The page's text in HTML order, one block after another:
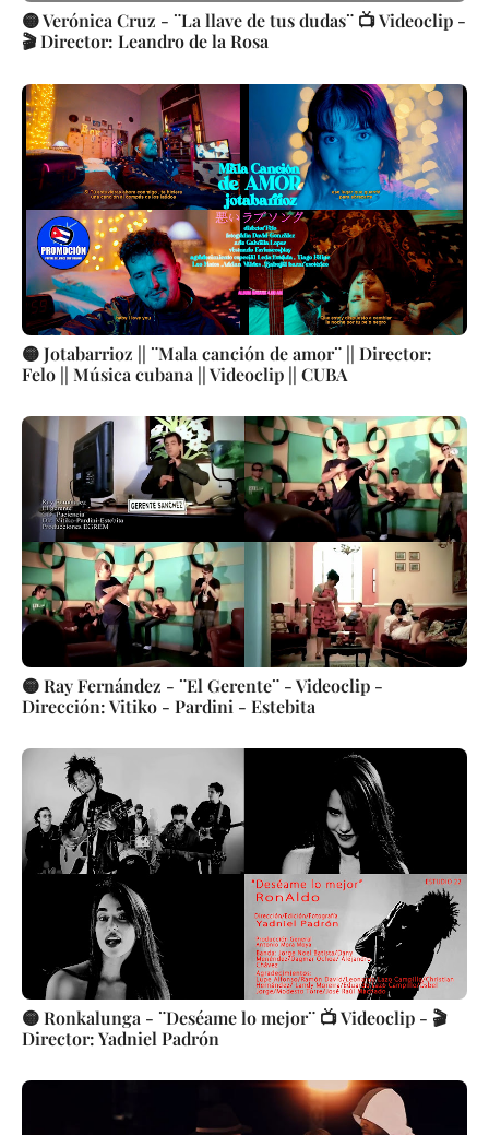
🟡 Verónica Cruz - ¨La llave de tus dudas¨ 📺 Videoclip -
🎬 Director: Leandro de la Rosa
🟡 Jotabarrioz || ¨Mala canción de amor¨ || Director:
Felo || Música cubana || Videoclip || CUBA
🟡 Ray Fernández - ¨El Gerente¨ - Videoclip -
Dirección: Vitiko - Pardini - Estebita
🟡 Ronkalunga - ¨Deséame lo mejor¨ 📺 Videoclip - 🎬
Director: Yadniel Padrón